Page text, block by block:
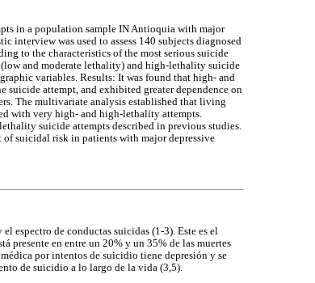
in a population sample IN Antioquia with major
interview was used to assess 140 subjects diagnosed
to the characteristics of the most serious suicide
and moderate lethality) and high-lethality suicide
variables. Results: It was found that high- and
suicide attempt, and exhibited greater dependence on
The multivariate analysis established that living
with very high- and high-lethality attempts.
suicide attempts described in previous studies.
of suicidal risk in patients with major depressive
espectro de conductas suicidas (1-3). Este es el
presente en entre un 20% y un 35% de las muertes
por intentos de suicidio tiene depresión y se
de suicidio a lo largo de la vida (3,5).